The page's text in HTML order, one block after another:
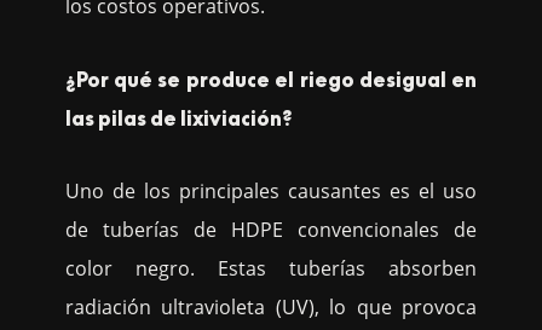
¿Por qué se produce el riego desigual en
las pilas de lixiviación?
Uno de los principales causantes es el uso
de tuberías de HDPE convencionales de
color negro. Estas tuberías absorben
radiación ultravioleta (UV), lo que provoca